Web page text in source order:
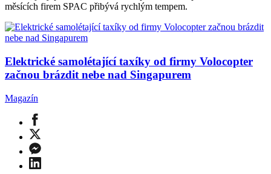
měsících firem SPAC přibývá rychlým tempem.
Elektrické samolétající taxíky od firmy Volocopter
začnou brázdit nebe nad Singapurem
Magazín